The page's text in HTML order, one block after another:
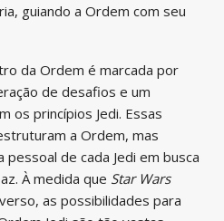
guiando a Ordem com seu
da Ordem é marcada por
de desafios e um
os princípios Jedi. Essas
a Ordem, mas
de cada Jedi em busca
À medida que Star Wars
as possibilidades para